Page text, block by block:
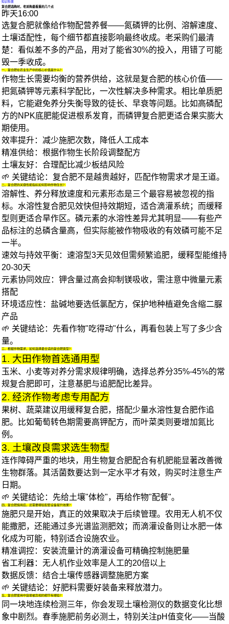
·知识科普
复合肥选购时，老采购最看重的几个点
昨天16:00
选复合肥就像给作物配营养餐——氮磷钾的比例、溶解速度、
土壤适配性，每个细节都直接影响最终收成。老采购们最清
楚：看似差不多的产品，用对了能省30%的投入，用错了可能
毁一季收成。
一、复合肥在农业生产中的核心价值是什么？
作物生长需要均衡的营养供给，这就是复合肥的核心价值——
把氮磷钾等元素科学配比，一次性解决多种需求。相比单质肥
料，它能避免养分失衡导致的徒长、早衰等问题。比如高磷配
方的NPK底肥能促进根系发育，而磷钾复合肥更适合果实膨大
期使用。
效率提升：减少施肥次数，降低人工成本
精准供给 ：根据作物生长阶段调整配方
土壤友好：合理配比减少板结风险
🌱 关键结论：复合肥不是越贵越好，匹配作物需求才是王道。
二、复合肥的关键性能指标如何影响作物生长？
溶解性、养分释放速度和元素形态是三个最容易被忽视的指
标。 水溶性复合肥见效快但持效期短，适合滴灌系统；而缓释
型则更适合旱作区。磷元素的水溶性差异尤其明显——有些产
品标注的总磷含量高，但实际能被作物吸收的有效磷可能不足
一半。
速效与持效平衡：速溶型3天见效但需频繁追肥，缓释型能维持
20-30天
元素协同效应 ：钾含量过高会抑制镁吸收，需注意中微量元素
搭配
环境适应性 ：盐碱地要选低氯配方，保护地种植避免含缩二脲
产品
🌱 关键结论：先看作物"吃得动"什么，再看包装上写了多少含
量。
三、根据作物需求，如何选择最合适的复合肥类型？
1. 大田作物首选通用型
玉米、小麦等对养分需求规律明确，选择总养分35%-45%的常
规复合肥即可，注意基肥与追肥配比差异。
2. 经济作物考虑专用配方
果树、蔬菜建议用缓释复合肥，搭配少量水溶性复合肥作追
肥。比如葡萄转色期需要高钾配方，而叶菜类则要增加氮比
例。
3. 土壤改良需求选生物型
连作障碍严重的地块，用 生物复合肥配合有机肥能显著改善微
生物群落。其活菌数要达到一定水平才有效，购买时注意生产
日期。
🌱 关键结论：先给土壤"体检"，再给作物"配餐"。
四、复合肥施用后，还需要哪些配套设备提升效果？
施肥只是开始，真正的效果取决于后续管理。 农用无人机不仅
能撒肥，还能通过多光谱监测肥效；而滴灌设备则让水肥一体
化成为可能，特别适合设施农业。
精准调控：安装流量计的滴灌设备可精确控制施肥量
省工利器：无人机作业效率是人工的20倍以上
数据反馈：结合土壤传感器调整施肥方案
🌱 关键结论：好肥料需要好装备来释放潜力。
五、复合肥使用中容易被忽视的细节有哪些？
同一块地连续检测三年，你会发现土壤检测仪的数据变化比想
象中剧烈。春季施肥前务必测土，特别关注pH值变化——当酸